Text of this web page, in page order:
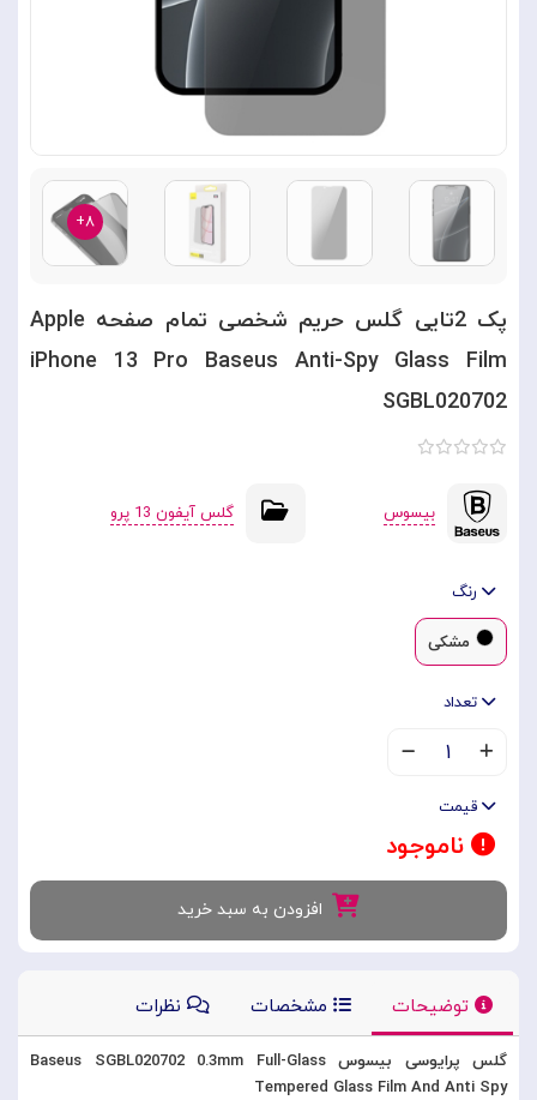
۸+
پک 2تایی گلس حریم شخصی تمام صفحه Apple
iPhone 13 Pro Baseus Anti-Spy Glass Film
SGBL020702
بیسوس گلس آیفون 13 پرو
رنگ
مشکی
تعداد
۱
قیمت
ناموجود
افزودن به سبد خرید
توضیحات مشخصات نظرات
گلس پرایوسی بیسوس Baseus SGBL020702 0.3mm Full-Glass
Tempered Glass Film And Anti Spy